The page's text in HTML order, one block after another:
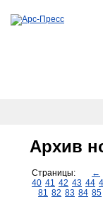
Архив
Страницы: ←
40 41 42 43 44
81 82 83 84 85